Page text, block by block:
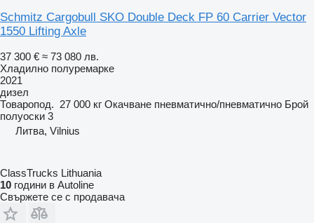
Schmitz Cargobull SKO Double Deck FP 60 Carrier Vector
1550 Lifting Axle
37 300 € ≈ 73 080 лв.
Хладилно полуремарке
2021
дизел
Товаропод. 27 000 кг Окачване пневматично/пневматично Брой
полуоски 3
Литва, Vilnius
ClassTrucks Lithuania
10 години в Autoline
Свържете се с продавача